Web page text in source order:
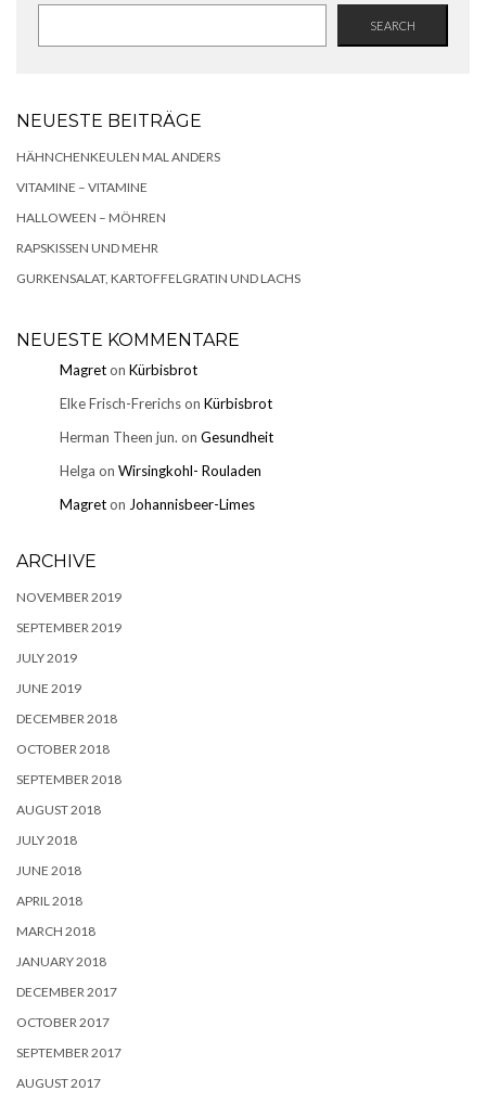
SEARCH
NEUESTE BEITRÄGE
HÄHNCHENKEULEN MAL ANDERS
VITAMINE – VITAMINE
HALLOWEEN – MÖHREN
RAPSKISSEN UND MEHR
GURKENSALAT, KARTOFFELGRATIN UND LACHS
NEUESTE KOMMENTARE
Magreton Kürbisbrot
Elke Frisch-Frerichson Kürbisbrot
Herman Theen jun. on Gesundheit
Helga on Wirsingkohl- Rouladen
Magreton Johannisbeer-Limes
ARCHIVE
NOVEMBER 2019
SEPTEMBER 2019
JULY 2019
JUNE 2019
DECEMBER 2018
OCTOBER 2018
SEPTEMBER 2018
AUGUST 2018
JULY 2018
JUNE 2018
APRIL 2018
MARCH 2018
JANUARY 2018
DECEMBER 2017
OCTOBER 2017
SEPTEMBER 2017
AUGUST 2017